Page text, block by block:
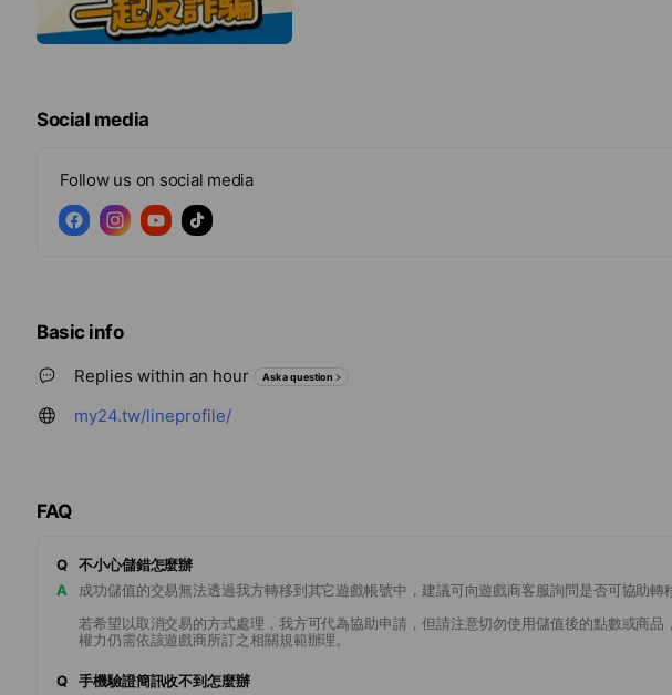
Social media
Follow us on social media
Basic info
Replies within an hour Ask a question
my24.tw/lineprofile/
FAQ
Q
不小心儲錯怎麼辦
A
成功儲值的交易無法透過我方轉移到其它遊戲帳號中，建議可向遊戲商客服詢問是否可協助轉
若希望以取消交易的方式處理，我方可代為協助申請，但請注意切勿使用儲值後的點數或商品
權力仍需依該遊戲商所訂之相關規範辦理。
Q 手機驗證簡訊收不到怎麼辦